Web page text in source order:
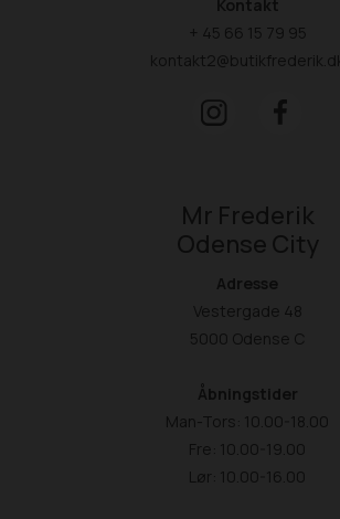
Kontakt
+ 45 66 15 79 95
kontakt2@butikfrederik.dk
Mr Frederik
Odense City
Adresse
Vestergade 48
5000 Odense C
Åbningstider
Man-Tors: 10.00-18.00
Fre: 10.00-19.00
Lør: 10.00-16.00